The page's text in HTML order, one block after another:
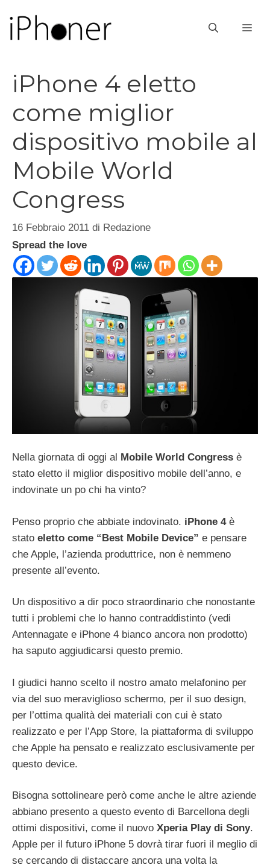
contenuto
iPhone 4 eletto
come miglior
dispositivo mobile al
Mobile World
Congress
16 Febbraio 2011 di Redazione
Spread the love
Nella giornata di oggi al Mobile World Congress è
stato eletto il miglior dispositivo mobile dell’anno, e
indovinate un po chi ha vinto?
Penso proprio che abbiate indovinato. iPhone 4è
stato eletto come “Best Mobile Device” e pensare
che Apple, l’azienda produttrice, non è nemmeno
presente all’evento.
Un dispositivo a dir poco straordinario che nonostante
tutti i problemi che lo hanno contraddistinto (vedi
Antennagate e iPhone 4 bianco ancora non prodotto)
ha saputo aggiudicarsi questo premio.
I giudici hanno scelto il nostro amato melafonino per
via del suo meraviglioso schermo, per il suo design,
per l’ottima qualità dei materiali con cui è stato
realizzato e per l’App Store, la piattaforma di sviluppo
che Apple ha pensato e realizzato esclusivamente per
questo device.
Bisogna sottolineare però come anche le altre aziende
abbiano presento a questo evento di Barcellona degli
ottimi dispositivi, come il nuovo Xperia Play di Sony.
Apple per il futuro iPhone 5 dovrà tirar fuori il meglio di
se cercando di distaccare ancora una volta la